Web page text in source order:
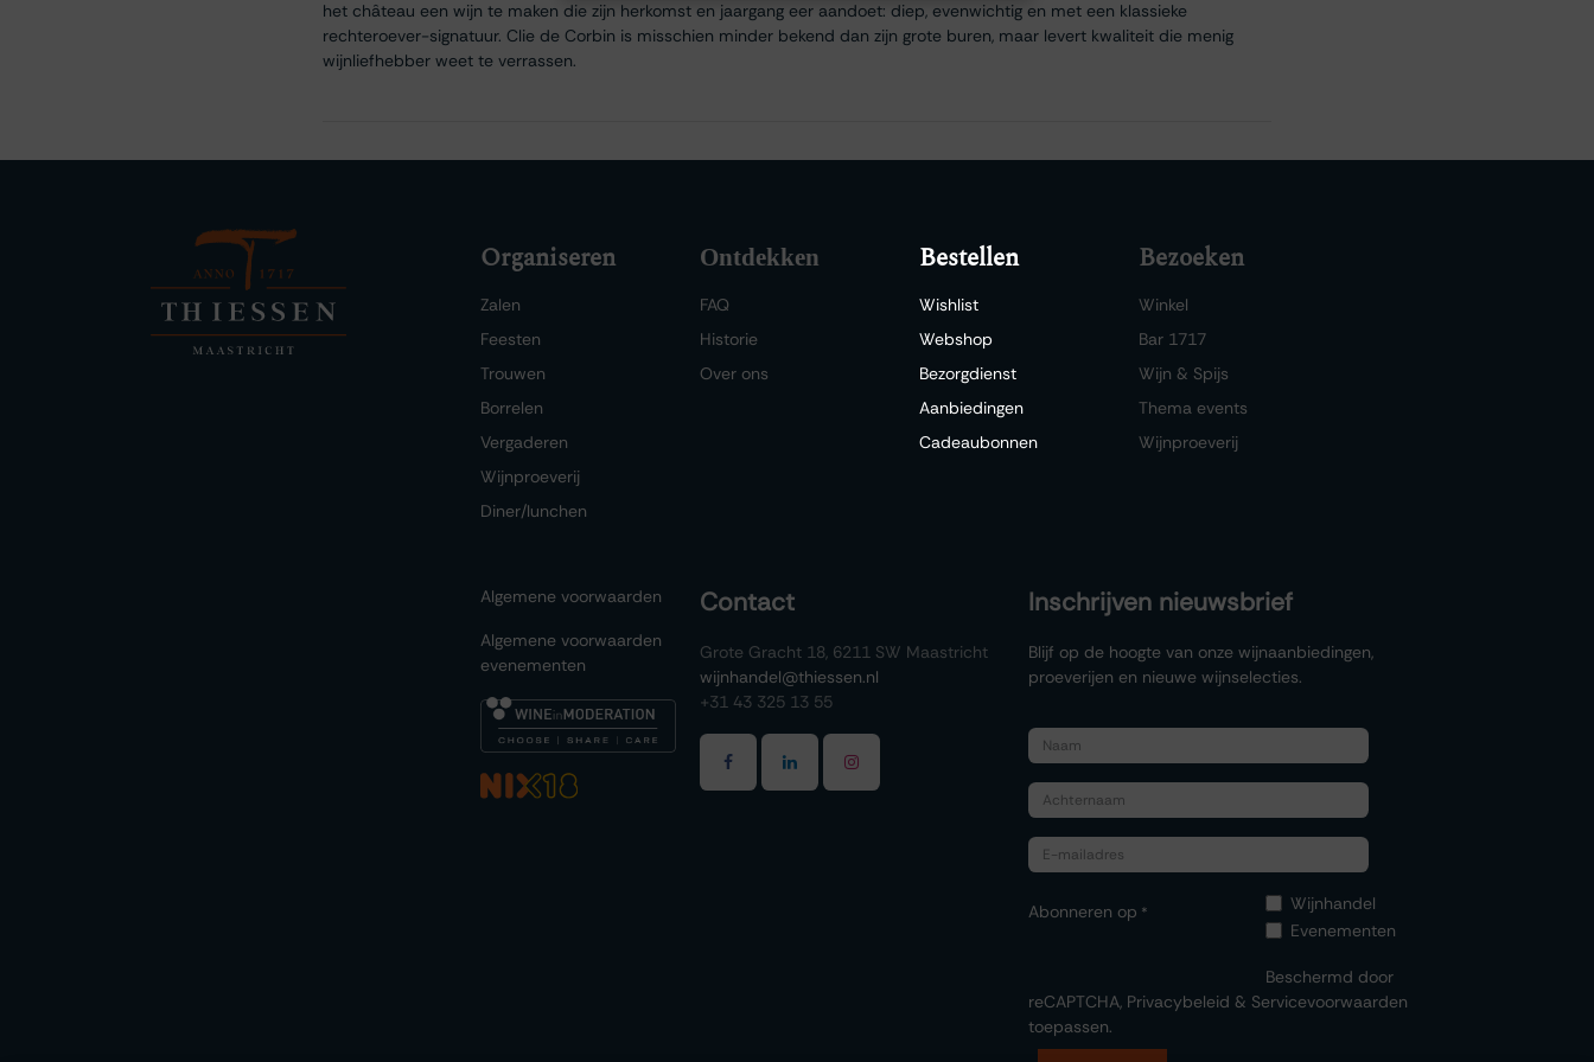
het château een wijn te maken die zijn herkomst en jaargang eer aandoet: diep, evenwichtig en met een klassieke
rechteroever-signatuur. Clie de Corbin is misschien minder bekend dan zijn grote buren, maar levert kwaliteit die menig
wijnliefhebber weet te verrassen.
Organiseren
Zalen
Feesten
Trouwen
Borrelen
Vergaderen
Wijnproeverij
Diner/lunchen
Ontdekken
FAQ
Historie
Over ons
Bestellen
Wishlist
Webshop
Bezorgdienst
Aanbiedingen
Cadeaubonnen
Bezoeken
Winkel
Bar 1717
Wijn & Spijs
Thema events
Wijnproeverij
Algemene voorwaarden
Algemene voorwaarden
evenementen
Contact
Grote Gracht 18, 6211 SW Maastricht
wijnhandel@thiessen.nl
+31 43 325 13 55
Inschrijven nieuwsbrief
Blijf op de hoogte van onze wijnaanbiedingen,
proeverijen en nieuwe wijnselecties.
Abonneren op *
Wijnhandel
Evenementen
Beschermd door
reCAPTCHA, Privacybeleid & Servicevoorwaarden
toepassen.